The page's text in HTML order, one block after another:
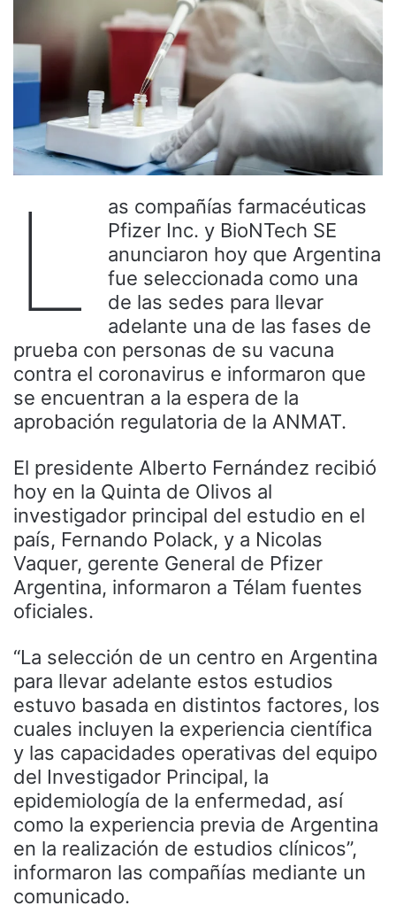
L
as compañías farmacéuticas
Pfizer Inc. y BioNTech SE
anunciaron hoy que Argentina
fue seleccionada como una
de las sedes para llevar
adelante una de las fases de
prueba con personas de su vacuna
contra el coronavirus e informaron que
se encuentran a la espera de la
aprobación regulatoria de la ANMAT.
El presidente Alberto Fernández recibió
hoy en la Quinta de Olivos al
investigador principal del estudio en el
país, Fernando Polack, y a Nicolas
Vaquer, gerente General de Pfizer
Argentina, informaron a Télam fuentes
oficiales.
“La selección de un centro en Argentina
para llevar adelante estos estudios
estuvo basada en distintos factores, los
cuales incluyen la experiencia científica
y las capacidades operativas del equipo
del Investigador Principal, la
epidemiología de la enfermedad, así
como la experiencia previa de Argentina
en la realización de estudios clínicos”,
informaron las compañías mediante un
comunicado.